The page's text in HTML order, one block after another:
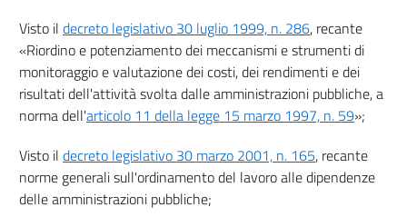
Visto il decreto legislativo 30 luglio 1999, n. 286, recante
«Riordino e potenziamento dei meccanismi e strumenti di
monitoraggio e valutazione dei costi, dei rendimenti e dei
risultati dell'attività svolta dalle amministrazioni pubbliche, a
norma dell'articolo 11 della legge 15 marzo 1997, n. 59»;
Visto il decreto legislativo 30 marzo 2001, n. 165, recante
norme generali sull'ordinamento del lavoro alle dipendenze
delle amministrazioni pubbliche;